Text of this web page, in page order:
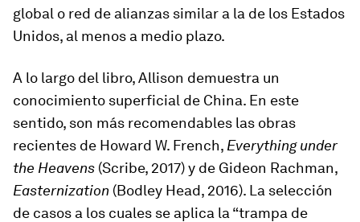
global o red de alianzas similar a la de los Estados
Unidos, al menos a medio plazo.
A lo largo del libro, Allison demuestra un
conocimiento superficial de China. En este
sentido, son más recomendables las obras
recientes de Howard W. French, Everything under
the Heavens (Scribe, 2017) y de Gideon Rachman,
Easternization (Bodley Head, 2016). La selección
de casos a los cuales se aplica la “trampa de